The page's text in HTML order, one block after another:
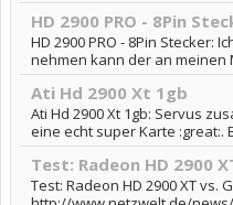
HD 2900 PRO - 8Pin
HD 2900 PRO - 8Pin
nehmen kann der an meinen
Ati Hd 2900 Xt 1gb
Ati Hd 2900 Xt 1gb: Servus
eine echt super Karte :great:.
Test: Radeon HD 2900
Test: Radeon HD 2900 XT vs.